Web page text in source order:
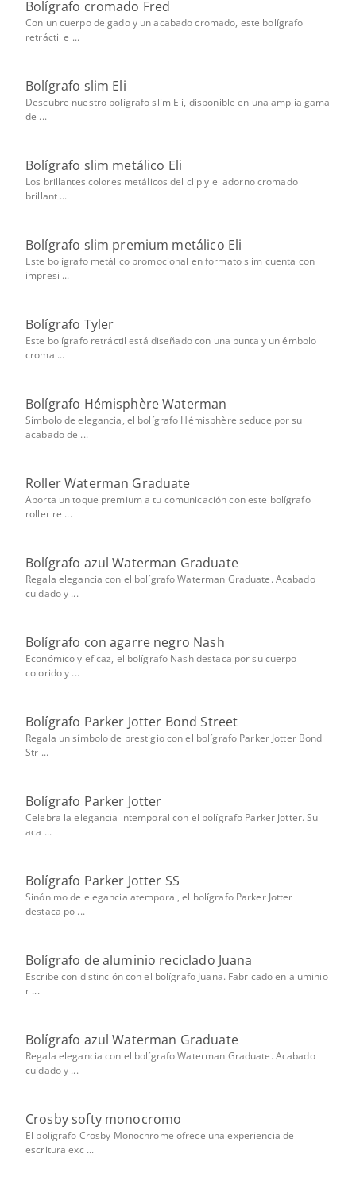
Bolígrafo cromado Fred
Con un cuerpo delgado y un acabado cromado, este bolígrafo
retráctil e ...
Bolígrafo slim Eli
Descubre nuestro bolígrafo slim Eli, disponible en una amplia gama
de ...
Bolígrafo slim metálico Eli
Los brillantes colores metálicos del clip y el adorno cromado
brillant ...
Bolígrafo slim premium metálico Eli
Este bolígrafo metálico promocional en formato slim cuenta con
impresi ...
Bolígrafo Tyler
Este bolígrafo retráctil está diseñado con una punta y un émbolo
croma ...
Bolígrafo Hémisphère Waterman
Símbolo de elegancia, el bolígrafo Hémisphère seduce por su
acabado de ...
Roller Waterman Graduate
Aporta un toque premium a tu comunicación con este bolígrafo
roller re ...
Bolígrafo azul Waterman Graduate
Regala elegancia con el bolígrafo Waterman Graduate. Acabado
cuidado y ...
Bolígrafo con agarre negro Nash
Económico y eficaz, el bolígrafo Nash destaca por su cuerpo
colorido y ...
Bolígrafo Parker Jotter Bond Street
Regala un símbolo de prestigio con el bolígrafo Parker Jotter Bond
Str ...
Bolígrafo Parker Jotter
Celebra la elegancia intemporal con el bolígrafo Parker Jotter. Su
aca ...
Bolígrafo Parker Jotter SS
Sinónimo de elegancia atemporal, el bolígrafo Parker Jotter
destaca po ...
Bolígrafo de aluminio reciclado Juana
Escribe con distinción con el bolígrafo Juana. Fabricado en aluminio
r ...
Bolígrafo azul Waterman Graduate
Regala elegancia con el bolígrafo Waterman Graduate. Acabado
cuidado y ...
Crosby softy monocromo
El bolígrafo Crosby Monochrome ofrece una experiencia de
escritura exc ...